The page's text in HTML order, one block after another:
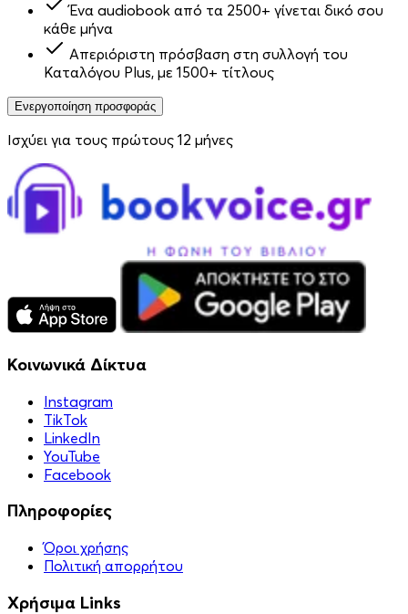
Ένα audiobook από τα 2500+ γίνεται δικό σου
κάθε μήνα
Απεριόριστη πρόσβαση στη συλλογή του
Καταλόγου Plus, με 1500+ τίτλους
Ενεργοποίηση προσφοράς
Ισχύει για τους πρώτους 12 μήνες
Κοινωνικά Δίκτυα
Instagram
TikTok
LinkedIn
YouTube
Facebook
Πληροφορίες
Όροι χρήσης
Πολιτική απορρήτου
Χρήσιμα Links